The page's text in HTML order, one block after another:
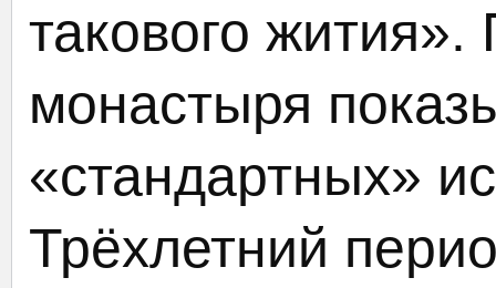
такового
монастыря
«стандартных»
Трёхлетний